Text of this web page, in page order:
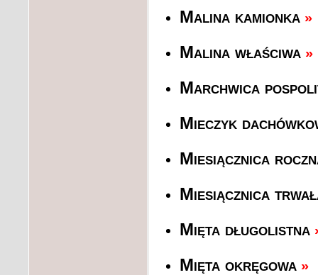
Malina kamionka »
Malina właściwa »
Marchwica
Mieczyk
Miesiącznica
Miesiącznica
Mięta długolistna
Mięta okręgowa »